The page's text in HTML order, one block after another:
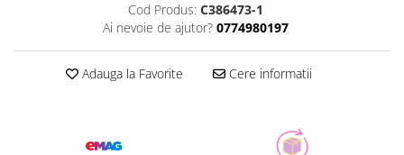
Cod Produs: C386473-1
Ai nevoie de ajutor? 0774980197
Adauga la Favorite Cere informatii